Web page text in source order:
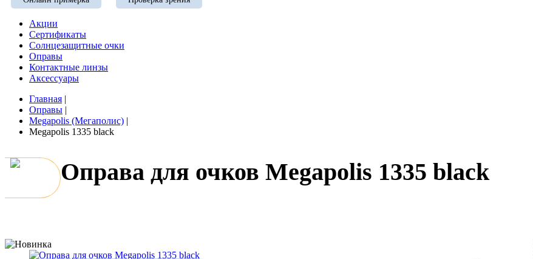
Акции
Сертификаты
Солнцезащитные очки
Оправы
Контактные линзы
Аксессуары
Главная |
Оправы |
Megapolis (Мегаполис) |
Megapolis 1335 black
Оправа для очков Megapolis 1335 black